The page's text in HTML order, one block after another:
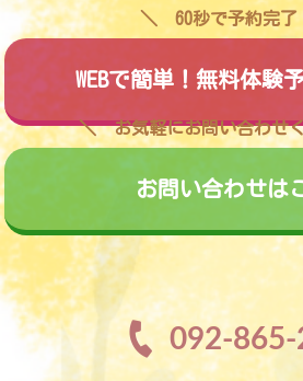
60秒で予約完了
WEBで簡単！無料体験
お気軽にお問い合わせ
お問い合わせは
092-865-